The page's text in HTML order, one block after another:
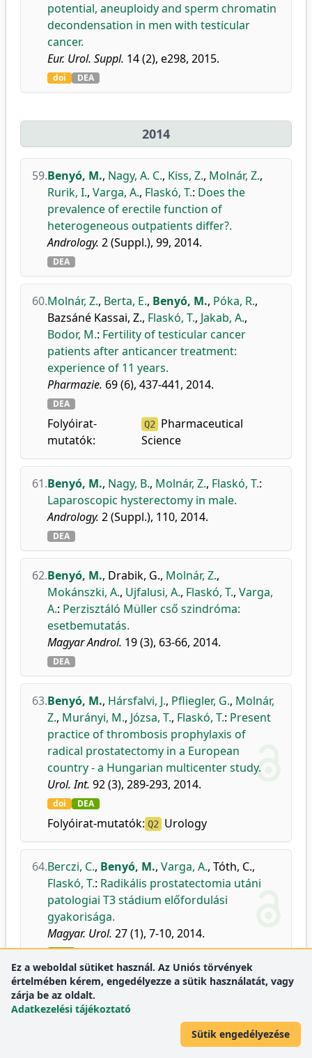
potential, aneuploidy and sperm chromatin
decondensation in men with testicular
cancer.
Eur. Urol. Suppl. 14 (2), e298, 2015.
doi DEA
2014
59.Benyó, M., Nagy, A. C., Kiss, Z., Molnár, Z.,
Rurik, I., Varga, A., Flaskó, T.: Does the
prevalence of erectile function of
heterogeneous outpatients differ?.
Andrology. 2 (Suppl.), 99, 2014.
DEA
60.Molnár, Z., Berta, E., Benyó, M., Póka, R.,
Bazsáné Kassai, Z., Flaskó, T., Jakab, A.,
Bodor, M.: Fertility of testicular cancer
patients after anticancer treatment:
experience of 11 years.
Pharmazie. 69 (6), 437-441, 2014.
DEA
Folyóirat-
mutatók:
Q2 Pharmaceutical
Science
61.Benyó, M., Nagy, B., Molnár, Z., Flaskó, T.:
Laparoscopic hysterectomy in male.
Andrology. 2 (Suppl.), 110, 2014.
DEA
62.Benyó, M., Drabik, G., Molnár, Z.,
Mokánszki, A., Ujfalusi, A., Flaskó, T., Varga,
A.: Perzisztáló Müller cső szindróma:
esetbemutatás.
Magyar Androl. 19 (3), 63-66, 2014.
DEA
63.Benyó, M., Hársfalvi, J., Pfliegler, G., Molnár,
Z., Murányi, M., Józsa, T., Flaskó, T.: Present
practice of thrombosis prophylaxis of
radical prostatectomy in a European
country - a Hungarian multicenter study.
Urol. Int. 92 (3), 289-293, 2014.
doi DEA
Folyóirat-mutatók: Q2 Urology
64.Berczi, C., Benyó, M., Varga, A., Tóth, C.,
Flaskó, T.: Radikális prostatectomia utáni
patologiai T3 stádium előfordulási
gyakorisága.
Magyar. Urol. 27 (1), 7-10, 2014.
DEA
65.Molnár, Z. Benyó, M.
Lévai, Í.,Varga, A.
korban előforduló daganatok hatása a
spermiogenezisre: heredaganatos és
Ez a weboldal sütiket használ. Az Uniós törvények
értelmében kérem, engedélyezze a sütik használatát, vagy
zárja be az oldalt.
Adatkezelési tájékoztató
Sütik engedélyezése